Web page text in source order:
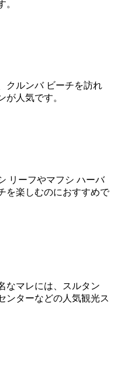
。
クルンバ ビーチを訪れ
が人気です。
リーフやマフシ ハーバ
を楽しむのにおすすめで
なマレには、スルタン
ンターなどの人気観光ス